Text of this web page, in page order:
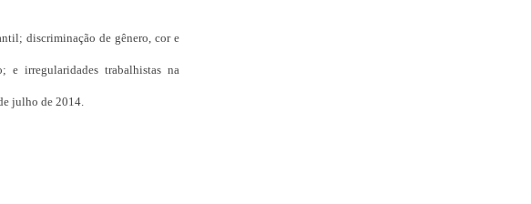
discriminação de gênero, cor e
e irregularidades trabalhistas na
julho de 2014.